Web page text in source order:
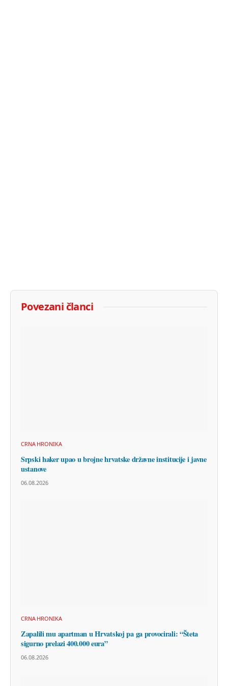
Povezani članci
CRNA HRONIKA
Srpski haker upao u brojne hrvatske državne institucije i javne
ustanove
06.08.2026
CRNA HRONIKA
Zapalili mu apartman u Hrvatskoj pa ga provocirali: “Šteta
sigurno prelazi 400.000 eura”
06.08.2026